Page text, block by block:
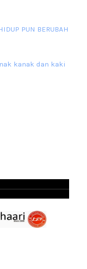
Zulhijjah 1444 Hijrah,
Lama betul che mat tak
beberapa hari cuaca
PUN BERUBAH
kanak dan kaki